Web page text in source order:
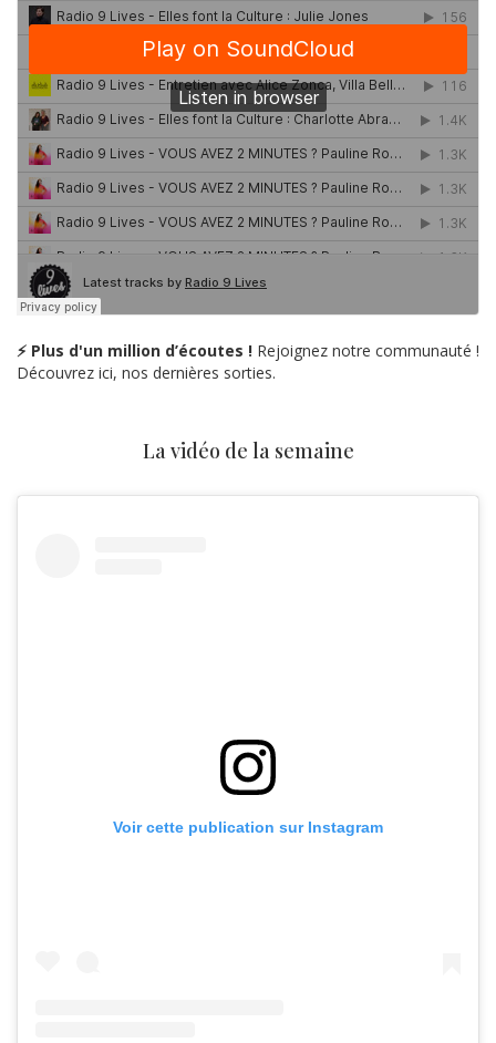
⚡ Plus d'un million d’écoutes ! Rejoignez notre communauté !
Découvrez ici, nos dernières sorties.
La vidéo de la semaine
Voir cette publication sur Instagram